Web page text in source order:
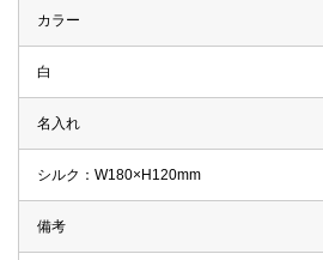
カラー
白
名入れ
シルク：W180×H120mm
備考